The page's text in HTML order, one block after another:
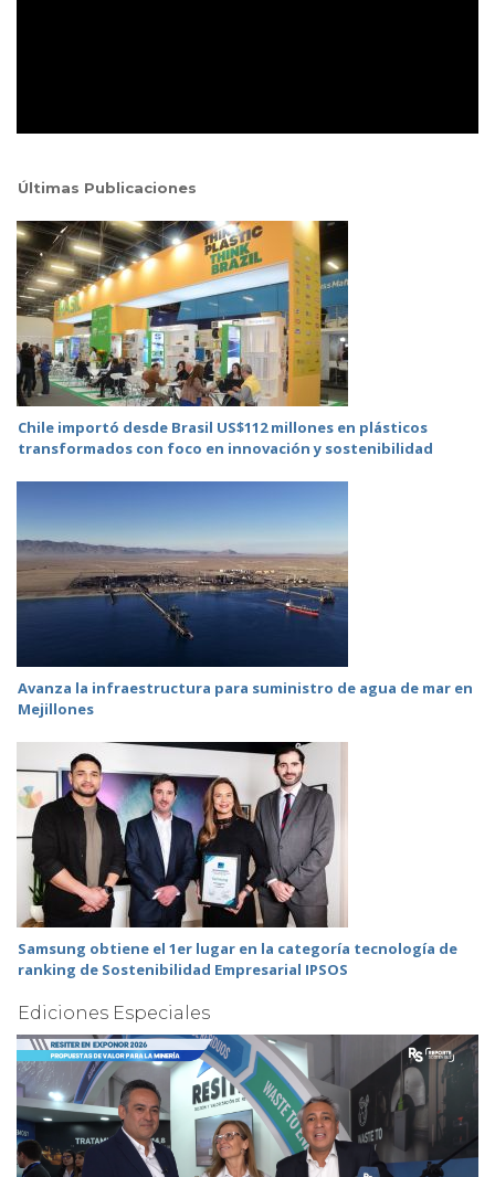
Últimas Publicaciones
Chile importó desde Brasil US$112 millones en plásticos
transformados con foco en innovación y sostenibilidad
Avanza la infraestructura para suministro de agua de mar en
Mejillones
Samsung obtiene el 1er lugar en la categoría tecnología de
ranking de Sostenibilidad Empresarial IPSOS
Ediciones Especiales